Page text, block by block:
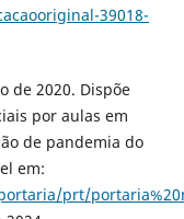
39018-
de 2020. Dispõe
por aulas em
de pandemia do
em:
prt/